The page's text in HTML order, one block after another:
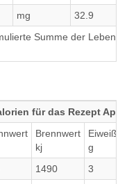
mg
32.9
Summe der
für das Rezept
Brennwert
kj
Eiweiß
g
1490 3